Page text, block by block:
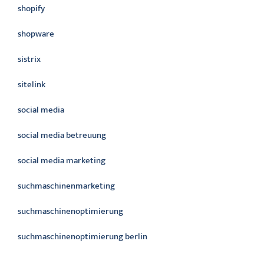
shopify
shopware
sistrix
sitelink
social media
social media betreuung
social media marketing
suchmaschinenmarketing
suchmaschinenoptimierung
suchmaschinenoptimierung berlin